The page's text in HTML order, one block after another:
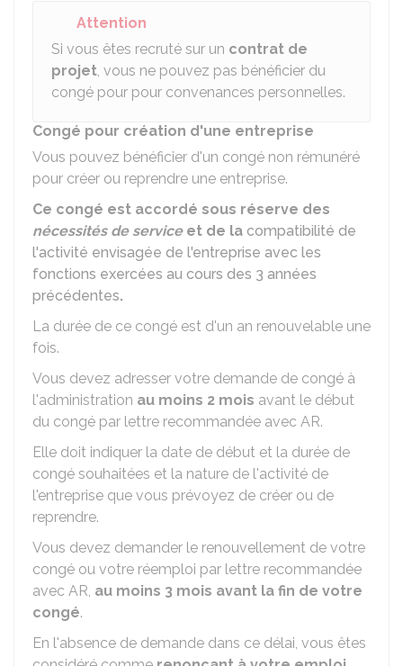
Attention
Si vous êtes recruté sur un contrat de
projet, vous ne pouvez pas bénéficier du
congé pour pour convenances personnelles.
Congé pour création d'une entreprise
Vous pouvez bénéficier d'un congé non rémunéré
pour créer ou reprendre une entreprise.
Ce congé est accordé sous réserve des
nécessités de serviceet de la compatibilité de
l'activité envisagée de l'entreprise avec les
fonctions exercées au cours des 3 années
précédentes.
La durée de ce congé est d'un an renouvelable une
fois.
Vous devez adresser votre demande de congé à
l'administration au moins 2 mois avant le début
du congé par lettre recommandée avec AR.
Elle doit indiquer la date de début et la durée de
congé souhaitées et la nature de l'activité de
l'entreprise que vous prévoyez de créer ou de
reprendre.
Vous devez demander le renouvellement de votre
congé ou votre réemploi par lettre recommandée
avec AR, au moins 3 mois avant la fin de votre
congé.
En l'absence de demande dans ce délai, vous êtes